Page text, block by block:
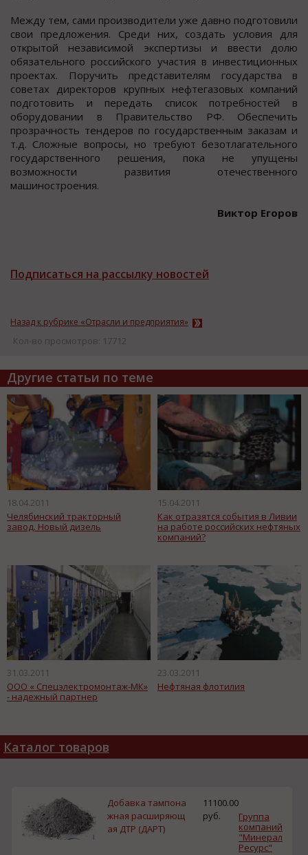
Между тем, сами производители уже давно подготовили
свои предложения. Среди них, создать условия для
открытой независимой экспертизы и ввести долю
обязательного российского участия в инвестиционных
проектах. Поручить представителям государства в
советах директоров крупных нефтегазовых компаний
подготовить и передать список потребностей в
оборудовании в Правительство РФ. Обеспечить
прозрачность тендеров по государственным заказам и
т.д. Сложные вопросы, но требуют безотлагательного
государственного решения, пока не упущены
возможности развития отечественного
машиностроения.
Виктор Егоров
Подписаться на рассылку новостей
Назад к рубрике «Отрасли и предприятия»
Кол-во просмотров: 17712
Другие статьи по теме
18.04.2011
Челябинский тракторный
завод. Новый дизель
15.04.2011
Как отразятся события в Ливии
на работе российских нефтяных
компаний?
31.03.2011
ООО « Спецэлектромонтаж-МК»
- надежный партнер
23.03.2011
Нефтяная флотилия
Каталог товаров
Добавка тампона
жная расширяющ
ая ДТР (ДАРТ)
11100.00
руб.
Группа
компаний
"Минерал
Ресурс"